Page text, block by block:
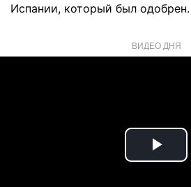
Испании, который был одобрен.
ВИДЕО ДНЯ
Play